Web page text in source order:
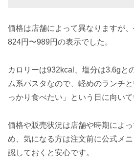
価格は店舗によって異なりますが
824円〜989円の表示でした。
カロリーは932kcal、塩分は3.6gと
ム系パスタなので、軽めのランチ
っかり食べたい」という日に向いて
価格や販売状況は店舗や時期によ
め、気になる方は注文前に公式メ
認しておくと安心です。